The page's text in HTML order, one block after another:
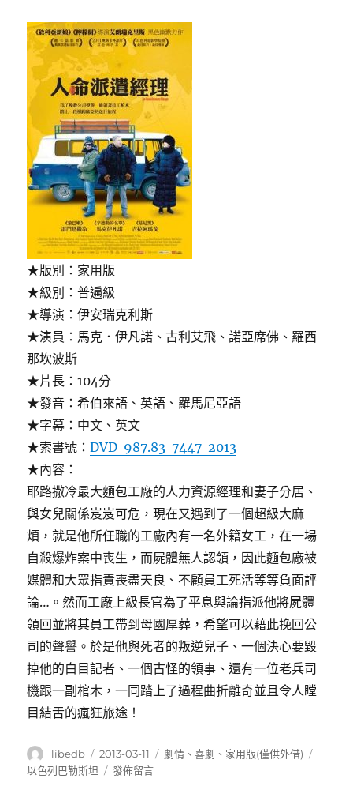
(Go,
See
and
Become
)〉
★版別：家用版
★級別：普遍級
★導演：伊安瑞克利斯
★演員：馬克．伊凡諾、古利艾飛、諾亞席佛、羅西
那坎波斯
★片長：104分
★發音：希伯來語、英語、羅馬尼亞語
★字幕：中文、英文
★索書號：DVD 987.83 7447 2013
★內容：
耶路撒冷最大麵包工廠的人力資源經理和妻子分居、
與女兒關係岌岌可危，現在又遇到了一個超級大麻
煩，就是他所任職的工廠內有一名外籍女工，在一場
自殺爆炸案中喪生，而屍體無人認領，因此麵包廠被
媒體和大眾指責喪盡天良、不顧員工死活等等負面評
論…。然而工廠上級長官為了平息與論指派他將屍體
領回並將其員工帶到母國厚葬，希望可以藉此挽回公
司的聲譽。於是他與死者的叛逆兒子、一個決心要毀
掉他的白目記者、一個古怪的領事、還有一位老兵司
機跟一副棺木，一同踏上了過程曲折離奇並且令人瞠
目結舌的瘋狂旅途！
作
者
libedb
發
佈
2013-03-11
分
劇情 、喜劇 、 家用版(僅供外借)
以色列巴勒斯坦
在
發佈留言